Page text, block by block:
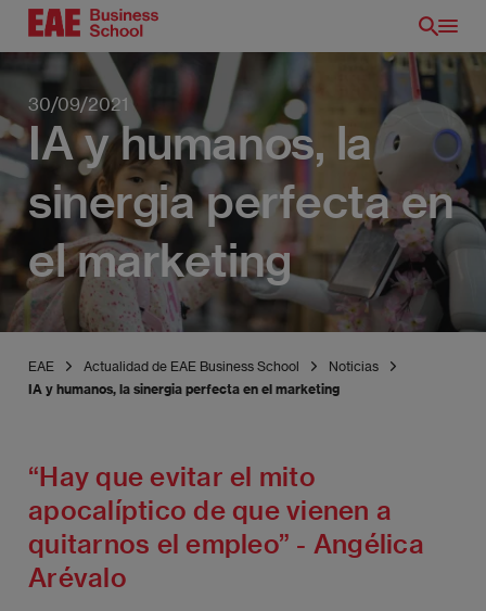
Pasar
contenido
30/09/2021
IA y humanos, la
sinergia perfecta en
el marketing
EAE Actualidad de EAE Business School
Noticias
IA y humanos, la sinergia perfecta en el marketing
“Hay que evitar el mito
apocalíptico de que vienen a
quitarnos el empleo” - Angélica
Arévalo